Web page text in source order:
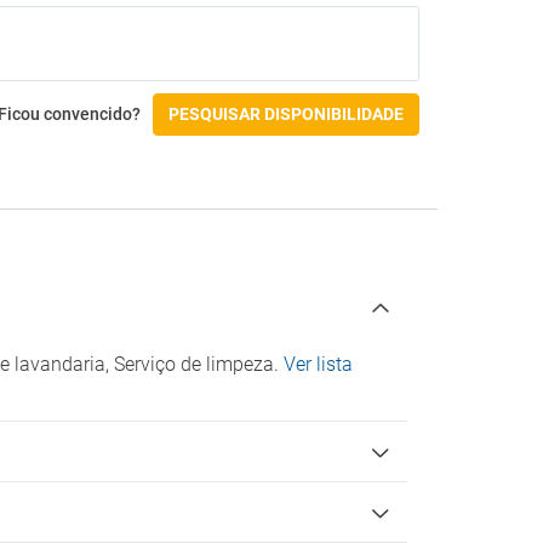
Acessibilidade
Ficou convencido? PESQUISAR DISPONIBILIDADE
lavandaria, Serviço de limpeza. Ver lista